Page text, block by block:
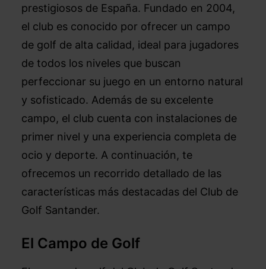
prestigiosos de España. Fundado en 2004,
el club es conocido por ofrecer un campo
de golf de alta calidad, ideal para jugadores
de todos los niveles que buscan
perfeccionar su juego en un entorno natural
y sofisticado. Además de su excelente
campo, el club cuenta con instalaciones de
primer nivel y una experiencia completa de
ocio y deporte. A continuación, te
ofrecemos un recorrido detallado de las
características más destacadas del Club de
Golf Santander.
El Campo de Golf